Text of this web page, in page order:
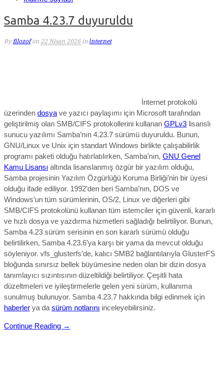
Samba 4.23.7 duyuruldu
By filozof on 22 Nisan 2026 in İnternet
İnternet protokolü
üzerinden dosya ve yazıcı paylaşımı için Microsoft tarafından
geliştirilmiş olan SMB/CIFS protokollerini kullanan GPLv3 lisanslı
sunucu yazılımı Samba’nın 4.23.7 sürümü duyuruldu. Bunun,
GNU/Linux ve Unix için standart Windows birlikte çalışabilirlik
programı paketi olduğu hatırlatılırken, Samba’nın, GNU Genel
Kamu Lisansı altında lisanslanmış özgür bir yazılım olduğu,
Samba projesinin Yazılım Özgürlüğü Koruma Birliği’nin bir üyesi
olduğu ifade ediliyor. 1992’den beri Samba’nın, DOS ve
Windows’un tüm sürümlerinin, OS/2, Linux ve diğerleri gibi
SMB/CIFS protokolünü kullanan tüm istemciler için güvenli, kararlı
ve hızlı dosya ve yazdırma hizmetleri sağladığı belirtiliyor. Bunun,
Samba 4.23 sürüm serisinin en son kararlı sürümü olduğu
belirtilirken, Samba 4.23.6’ya karşı bir yama da mevcut olduğu
söyleniyor. vfs_glusterfs’de, kalıcı SMB2 bağlantılarıyla GlusterFS
bloğunda sınırsız bellek büyümesine neden olan bir dizin dosya
tanımlayıcı sızıntısının düzeltildiği belirtiliyor. Çeşitli hata
düzeltmeleri ve iyileştirmelerle gelen yeni sürüm, kullanıma
sunulmuş bulunuyor. Samba 4.23.7 hakkında bilgi edinmek için
haberler ya da sürüm notlarını inceleyebilirsiniz.
Continue Reading →